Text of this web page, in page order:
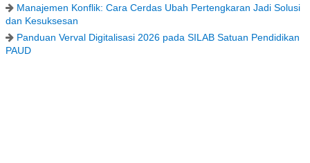
Manajemen Konflik: Cara Cerdas Ubah Pertengkaran Jadi Solusi
dan Kesuksesan
Panduan Verval Digitalisasi 2026 pada SILAB Satuan Pendidikan
PAUD